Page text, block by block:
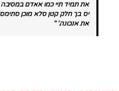
את תמיד תיי כמו אאדם
יס בך חלק קטן סלא מוכן
את אנכונה.' "